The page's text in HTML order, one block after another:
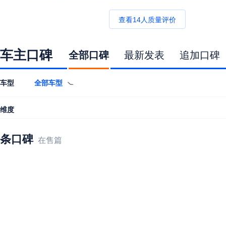
查看14人质量评价
车主口碑 全部口碑 最新发表 追加口碑
车型 全部车型
维度
条口碑 在售篇